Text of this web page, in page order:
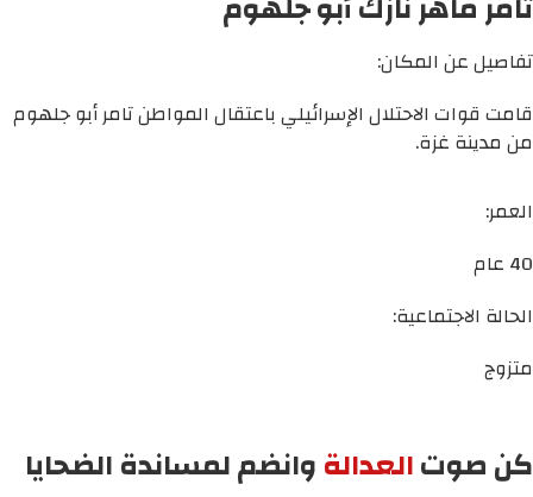
تفاصيل عن المكان:
قامت قوات الاحتلال الإسرائيلي باعتقال المواطن تامر أبو جلهوم
من مدينة غزة.
العمر:
40 عام
الحالة الاجتماعية:
متزوج
كن صوتالعدالةوانضم لمساندة الضحايا